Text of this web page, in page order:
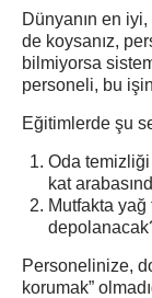
Dünyanın en iyi,
de koysanız,
bilmiyorsa
personeli, bu
Eğitimlerde şu
Oda temizliği
kat
Mutfakta yağ
Personelinize,
korumak”